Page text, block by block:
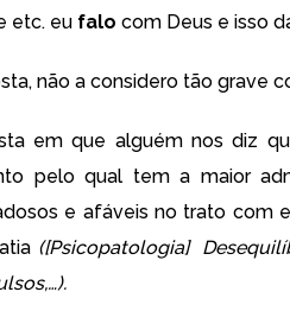
etc. eu falo com Deus e isso
não a considero tão grave
em que alguém nos diz
pelo qual tem a maior
e afáveis no trato com
([Psicopatologia]